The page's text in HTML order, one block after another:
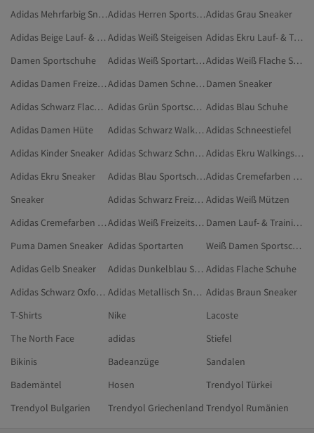
Adidas Mehrfarbig Sneaker
Adidas Herren SportschuheAdidas Grau Sneaker
Adidas Beige Lauf- & Trainingsschuhe Adidas Weiß Steigeisen
Adidas Ekru Lauf- & Trainingsschuhe
Damen Sportschuhe
Adidas Weiß Sportarten
Adidas Weiß Flache Schuhe
Adidas Damen Freizeitschuhe
Adidas Damen Schneestiefel Damen Sneaker
Adidas Schwarz Flache Schuhe
Adidas Grün Sportschuhe Adidas Blau Schuhe
Adidas Damen Hüte
Adidas Schwarz Walkingschuhe Adidas Schneestiefel
Adidas Kinder Sneaker
Adidas Schwarz Schneestiefel
Adidas Ekru Walkingschuhe
Adidas Ekru Sneaker
Adidas Blau Sportschuhe
Adidas Cremefarben Schuhe
Sneaker
Adidas Schwarz Freizeitschuhe Adidas Weiß Mützen
Adidas Cremefarben Sportschuhe
Adidas Weiß Freizeitschuhe
Damen Lauf- & Trainingsschuhe
Puma Damen Sneaker Adidas Sportarten
Weiß Damen Sportschuhe
Adidas Gelb Sneaker
Adidas Dunkelblau Sneaker Adidas Flache Schuhe
Adidas Schwarz Oxford-Schuhe
Adidas Metallisch Sneaker Adidas Braun Sneaker
T-Shirts
Nike
Lacoste
The North Face
adidas
Stiefel
Bikinis
Badeanzüge
Sandalen
Bademäntel
Hosen
Trendyol Türkei
Trendyol Bulgarien
Trendyol Griechenland Trendyol Rumänien